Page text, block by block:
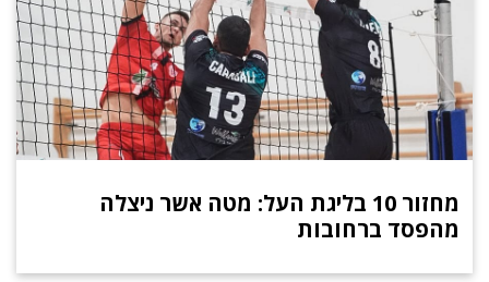
מחזור 10 בליגת העל: מטה אשר ניצלה
מהפסד ברחובות